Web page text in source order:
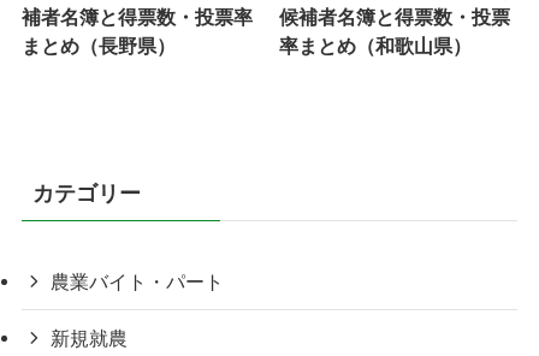
補者名簿と得票数・投票率
まとめ（長野県）
候補者名簿と得票数・投票
率まとめ（和歌山県）
カテゴリー
農業バイト・パート
新規就農